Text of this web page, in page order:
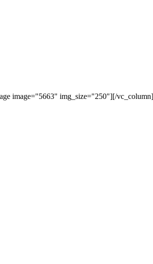
image="5663" img_size="250"][/